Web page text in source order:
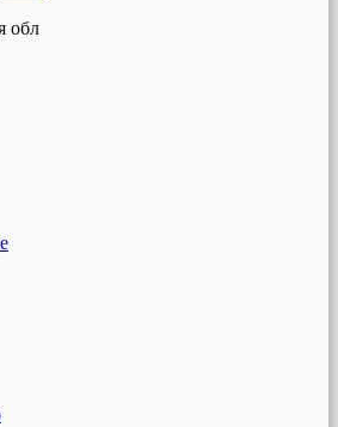
обл